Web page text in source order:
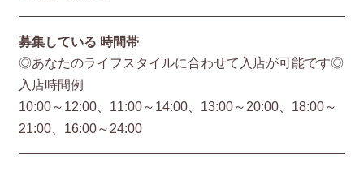
募集している 時間帯
◎あなたのライフスタイルに合わせて入店が可能です◎
入店時間例
10:00～12:00、11:00～14:00、13:00～20:00、18:00～
21:00、16:00～24:00